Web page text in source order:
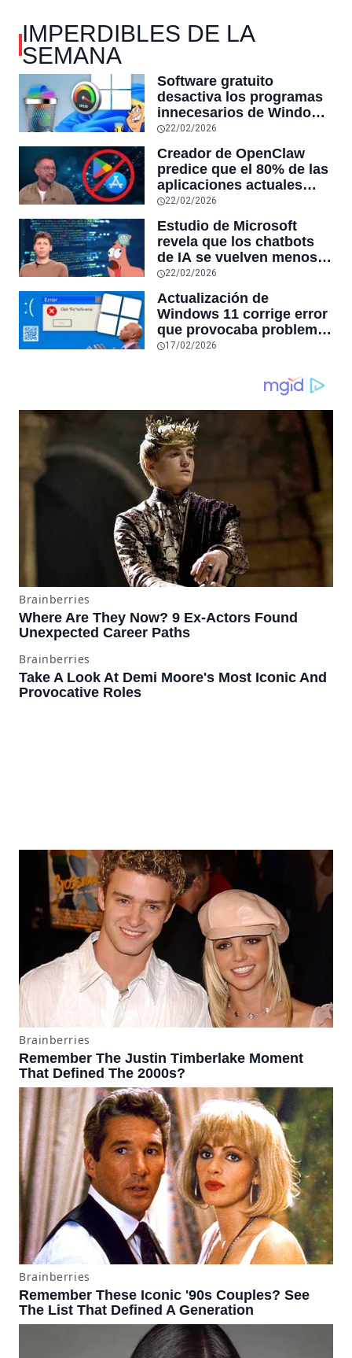
IMPERDIBLES DE LA
SEMANA
Software gratuito
desactiva los programas
innecesarios de Windows
11 y optimiza el PC,
reduciendo el uso de la
RAM y mucho más
22/02/2026
Creador de OpenClaw
predice que el 80% de las
aplicaciones actuales
desaparecerán en el
futuro: “Solo sobrevivirán
las aplicaciones con
sensores únicos o
conexiones especiales a
hardware
22/02/2026
Estudio de Microsoft
revela que los chatbots
de IA se vuelven menos
confiables mientras más
tiempo hablas con ellos:
la falta de confiabilidad
sube un 112%
22/02/2026
Actualización de
Windows 11 corrige error
que provocaba problemas
al jugar en PC: los
producían desde 2023
17/02/2026